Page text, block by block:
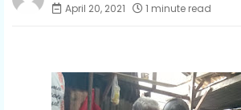
April 20, 2021
1 minute read